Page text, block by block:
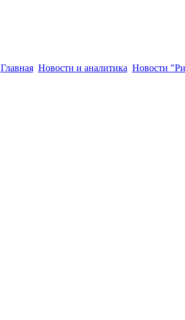
Главная Новости и аналитика Новости